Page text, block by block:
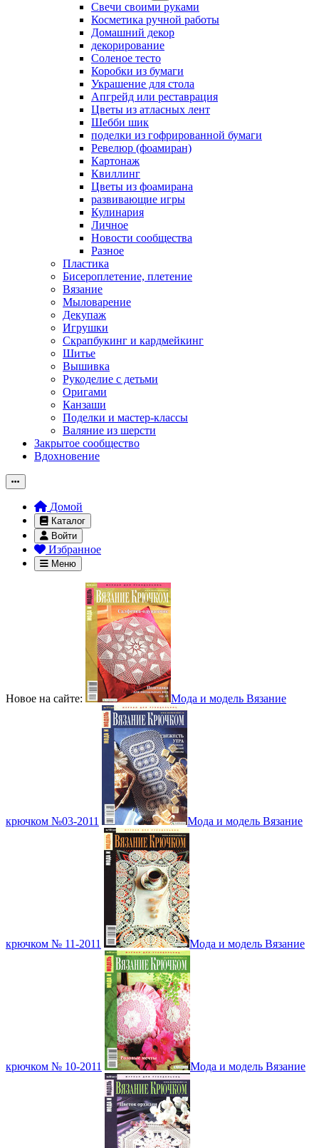
Свечи своими руками
Косметика ручной работы
Домашний декор
декорирование
Соленое тесто
Коробки из бумаги
Украшение для стола
Апгрейд или реставрация
Цветы из атласных лент
Шебби шик
поделки из гофрированной бумаги
Ревелюр (фоамиран)
Картонаж
Квиллинг
Цветы из фоамирана
развивающие игры
Кулинария
Личное
Новости сообщества
Разное
Пластика
Бисероплетение, плетение
Вязание
Мыловарение
Декупаж
Игрушки
Скрапбукинг и кардмейкинг
Шитье
Вышивка
Рукоделие с детьми
Оригами
Канзаши
Поделки и мастер-классы
Валяние из шерсти
Закрытое сообщество
Вдохновение
Домой
Каталог
Войти
Избранное
Меню
Новое на сайте: Мода и модель Вязание
крючком №03-2011 Мода и модель Вязание
крючком № 11-2011 Мода и модель Вязание
крючком № 10-2011 Мода и модель Вязание